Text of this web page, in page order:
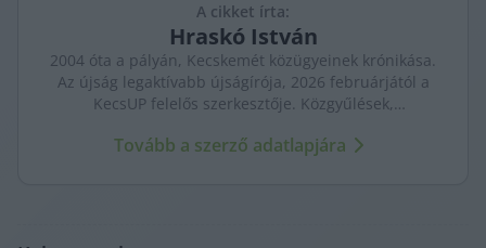
A cikket írta:
Hraskó István
2004 óta a pályán, Kecskemét közügyeinek krónikása.
Az újság legaktívabb újságírója, 2026 februárjától a
KecsUP felelős szerkesztője. Közgyűlések,
arca és a háttérben élők történetei egyszerre jelennek
Tovább a szerző adatlapjára